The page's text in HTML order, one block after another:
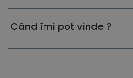
Când îmi pot vinde ?